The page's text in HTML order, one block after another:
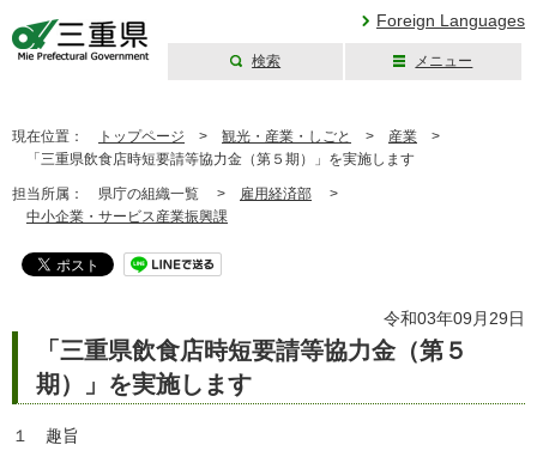
Foreign Languages
検索 メニュー
現在位置： トップページ > 観光・産業・しごと > 産業 >
「三重県飲食店時短要請等協力金（第５期）」を実施します
担当所属： 県庁の組織一覧 > 雇用経済部 >
中小企業・サービス産業振興課
令和03年09月29日
「三重県飲食店時短要請等協力金（第５
期）」を実施します
１ 趣旨